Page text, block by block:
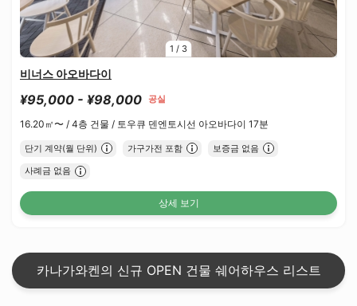
1 / 3
비너스 아오바다이
¥95,000 - ¥98,000 공실
16.20㎡〜 / 4층 건물 / 토우큐 덴엔토시선 아오바다이 17분
단기 계약(월 단위) 가구가전 포함 보증금 없음
사례금 없음
상세 보기
카나가와켄의 신규 OPEN 건물 쉐어하우스 리스트